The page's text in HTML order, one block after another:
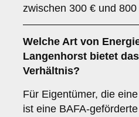
zwischen 300 € und
Welche Art von
Langenhorst bietet
Verhältnis?
Für Eigentümer, die
ist eine BAFA-